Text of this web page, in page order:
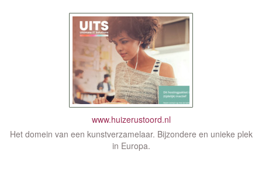
www.huizerustoord.nl
Het domein van een kunstverzamelaar. Bijzondere en unieke plek
in Europa.